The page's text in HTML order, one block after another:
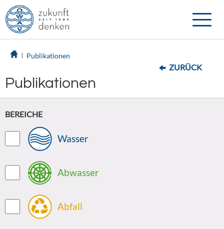
Toggle
Publikationen
ZURÜCK
Publikationen
BEREICHE
Wasser
Abwasser
Abfall